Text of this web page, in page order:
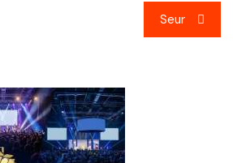
Seur